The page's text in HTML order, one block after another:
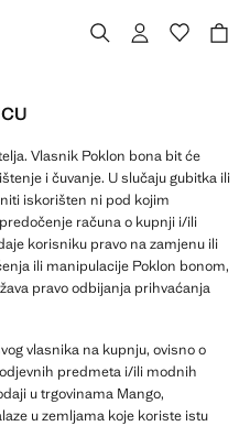
Vlasnik Poklon bona bit će
i čuvanje. U slučaju gubitka ili
iskorišten ni pod kojim
računa o kupnji i/ili
korisniku pravo na zamjenu ili
ili manipulacije Poklon bonom,
pravo odbijanja prihvaćanja
vlasnika na kupnju, ovisno o
predmeta i/ili modnih
u trgovinama Mango,
u zemljama koje koriste istu